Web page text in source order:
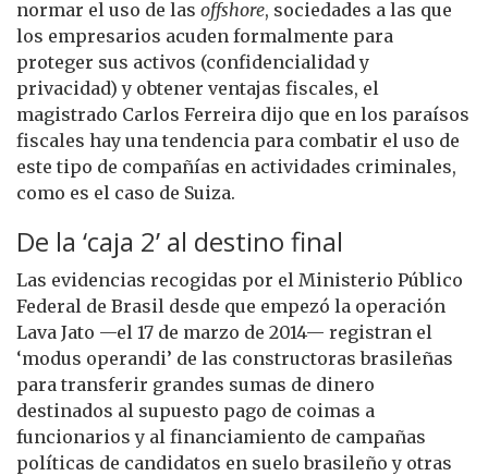
normar el uso de las offshore, sociedades a las que
los empresarios acuden formalmente para
proteger sus activos (confidencialidad y
privacidad) y obtener ventajas fiscales, el
magistrado Carlos Ferreira dijo que en los paraísos
fiscales hay una tendencia para combatir el uso de
este tipo de compañías en actividades criminales,
como es el caso de Suiza.
De la ‘caja 2’ al destino final
Las evidencias recogidas por el Ministerio Público
Federal de Brasil desde que empezó la operación
Lava Jato —el 17 de marzo de 2014— registran el
‘modus operandi’ de las constructoras brasileñas
para transferir grandes sumas de dinero
destinados al supuesto pago de coimas a
funcionarios y al financiamiento de campañas
políticas de candidatos en suelo brasileño y otras